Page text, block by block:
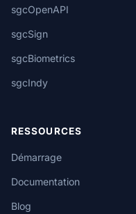
sgcOpenAPI
sgcSign
sgcBiometrics
sgcIndy
RESSOURCES
Démarrage
Documentation
Blog